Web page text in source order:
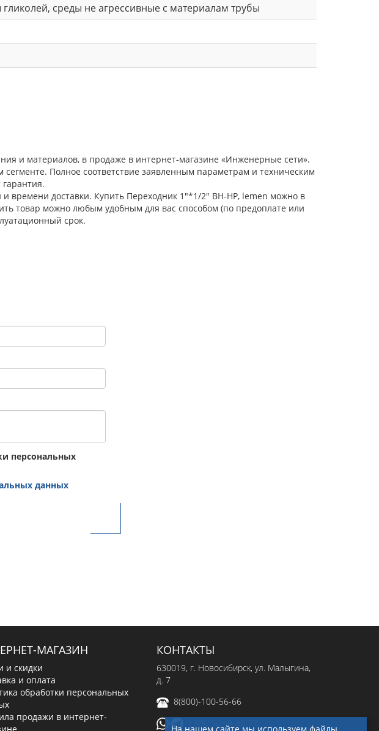
среды не агрессивные с материалам трубы
и материалов, в продаже в интернет-магазине «Инженерные сети».
Полное соответствие заявленным параметрам и техническим
и времени доставки. Купить Переходник 1"*1/2" ВН-НР, lemen можно в
товар можно любым удобным для вас способом (по предоплате или
срок.
персональных
данных
МАГАЗИН
и скидки
и оплата
обработки персональных
продажи в интернет-
КОНТАКТЫ
630019, г. Новосибирск, ул. Малыгина,
д. 7
8(800)-100-56-66